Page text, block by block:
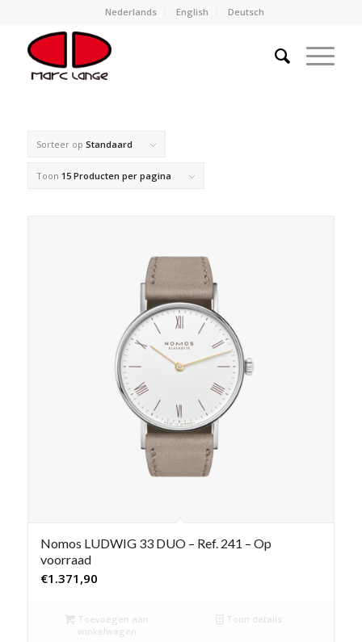
Nederlands English Deutsch
Sorteer op Standaard
Toon 15 Producten per pagina
Nomos LUDWIG 33 DUO – Ref. 241 – Op
voorraad
€1.371,90
Toevoegen aan
winkelwagen
Toon details